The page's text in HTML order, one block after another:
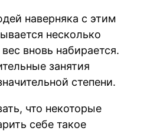
наверняка с этим
несколько
вновь набирается.
занятия
степени.
что некоторые
себе такое